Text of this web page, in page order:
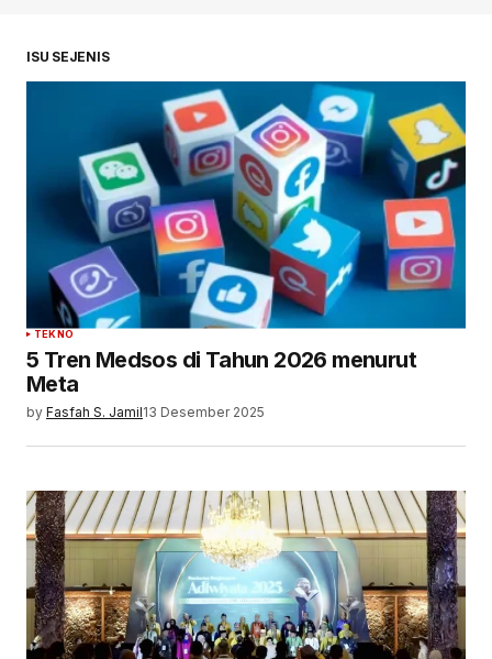
ISU SEJENIS
TEKNO
5 Tren Medsos di Tahun 2026 menurut
Meta
by Fasfah S. Jamil13 Desember 2025